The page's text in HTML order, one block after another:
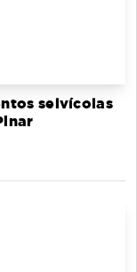
selvícolas